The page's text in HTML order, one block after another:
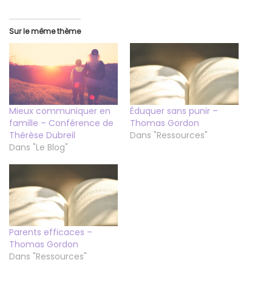
Sur le même thème
Mieux communiquer en
famille – Conférence de
Thérèse Dubreil
Dans "Le Blog"
Éduquer sans punir –
Thomas Gordon
Dans "Ressources"
Parents efficaces –
Thomas Gordon
Dans "Ressources"